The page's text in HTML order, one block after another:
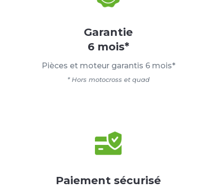
Garantie
6 mois*
Pièces et moteur garantis 6 mois*
* Hors motocross et quad
Paiement sécurisé